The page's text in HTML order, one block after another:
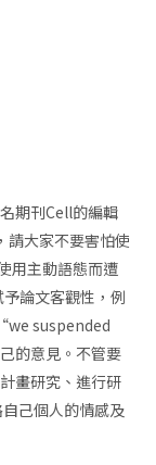
期刊Cell的編輯
請大家不要害怕使
用主動語態而遭
論文客觀性，例
suspended
的意見。不管要
畫研究、進行研
己個人的情感及